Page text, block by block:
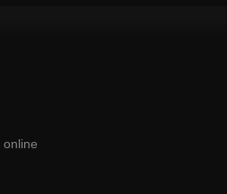
online